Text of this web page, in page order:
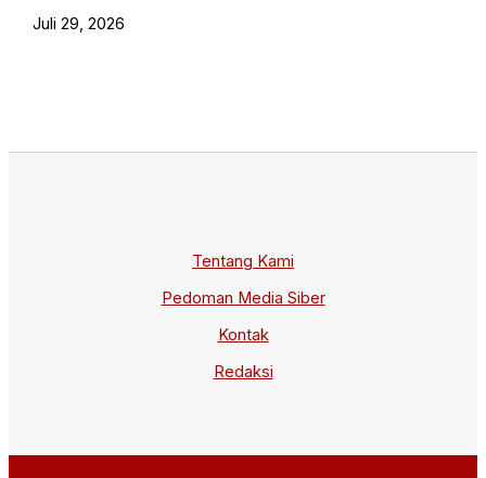
Juli 29, 2026
Tentang Kami
Pedoman Media Siber
Kontak
Redaksi